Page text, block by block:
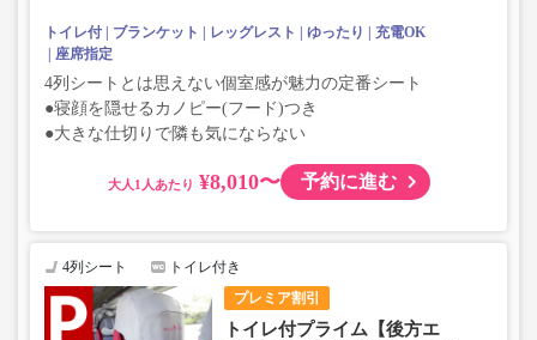
トイレ付 ブランケット レッグレスト ゆったり
充電OK
座席指定
4列シートとは思えない個室感が魅力の定番シート
●寝顔を隠せるカノピー(フード)つき
●大きな仕切りで隣も気にならない
大人 ¥8,010〜 予約に進む
プレミア割引
4列シート トイレ付き
トイレ付プライム【後方エ